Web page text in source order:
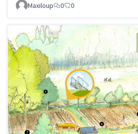
Maxiloup
0 0